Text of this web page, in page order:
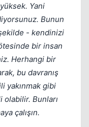
Yani
Bunun
- kendinizi
ötesinde bir insan
Herhangi bir
bu davranış
yakınmak gibi
olabilir. Bunları
çalışın.